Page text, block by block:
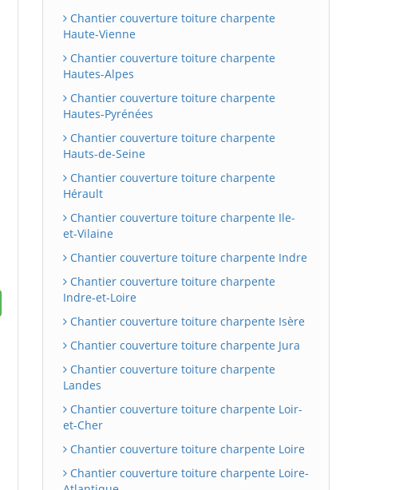
Chantier couverture toiture charpente
Haute-Vienne
Chantier couverture toiture charpente
Hautes-Alpes
Chantier couverture toiture charpente
Hautes-Pyrénées
Chantier couverture toiture charpente
Hauts-de-Seine
Chantier couverture toiture charpente
Hérault
Chantier couverture toiture charpente Ile-
et-Vilaine
Chantier couverture toiture charpente Indre
Chantier couverture toiture charpente
Indre-et-Loire
Chantier couverture toiture charpente Isère
Chantier couverture toiture charpente Jura
Chantier couverture toiture charpente
Landes
Chantier couverture toiture charpente Loir-
et-Cher
Chantier couverture toiture charpente Loire
Chantier couverture toiture charpente Loire-